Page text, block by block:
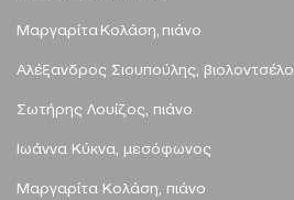
Μαργαρίτα Κολάση, πιάνο
Αλέξανδρος Σιουπούλης, βιολοντσέλο
Σωτήρης Λουίζος, πιάνο
Ιωάννα Κύκνα, μεσόφωνος
Μαργαρίτα Κολάση, πιάνο